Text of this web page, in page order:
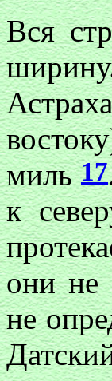
Вся
миль17
к
они не
не